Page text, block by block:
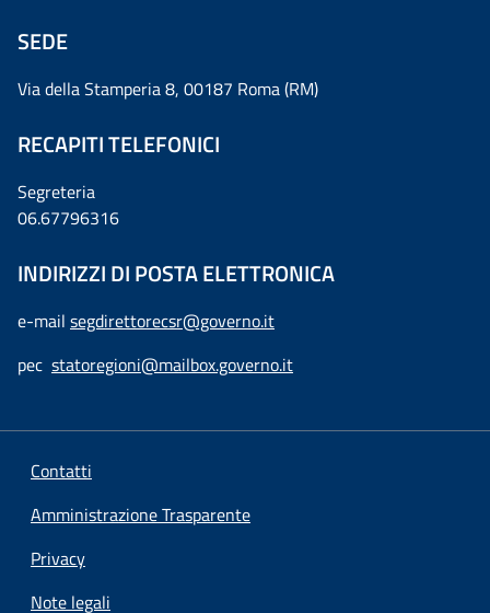
SEDE
Via della Stamperia 8, 00187 Roma (RM)
RECAPITI TELEFONICI
Segreteria
06.67796316
INDIRIZZI DI POSTA ELETTRONICA
e-mail segdirettorecsr@governo.it
pec statoregioni@mailbox.governo.it
Contatti
Amministrazione Trasparente
Privacy
Note legali